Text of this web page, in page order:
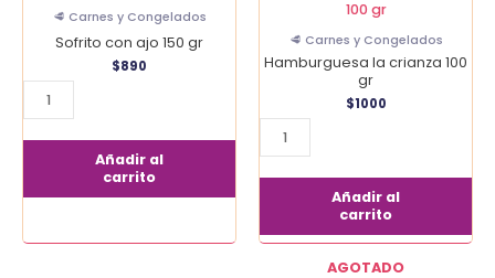
🥩 Carnes y Congelados
Sofrito con ajo 150 gr
$890
gr
cantidad
Añadir al
carrito
🥩 Carnes y Congelados
Hamburguesa la crianza 100
gr
$1000
crianza
100
Añadir al
carrito
AGOTADO